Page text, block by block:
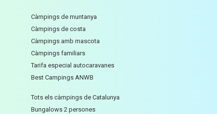
Càmpings de muntanya
Càmpings de costa
Càmpings amb mascota
Càmpings familiars
Tarifa especial autocaravanes
Best Campings ANWB
Tots els càmpings de Catalunya
Bungalows 2 persones